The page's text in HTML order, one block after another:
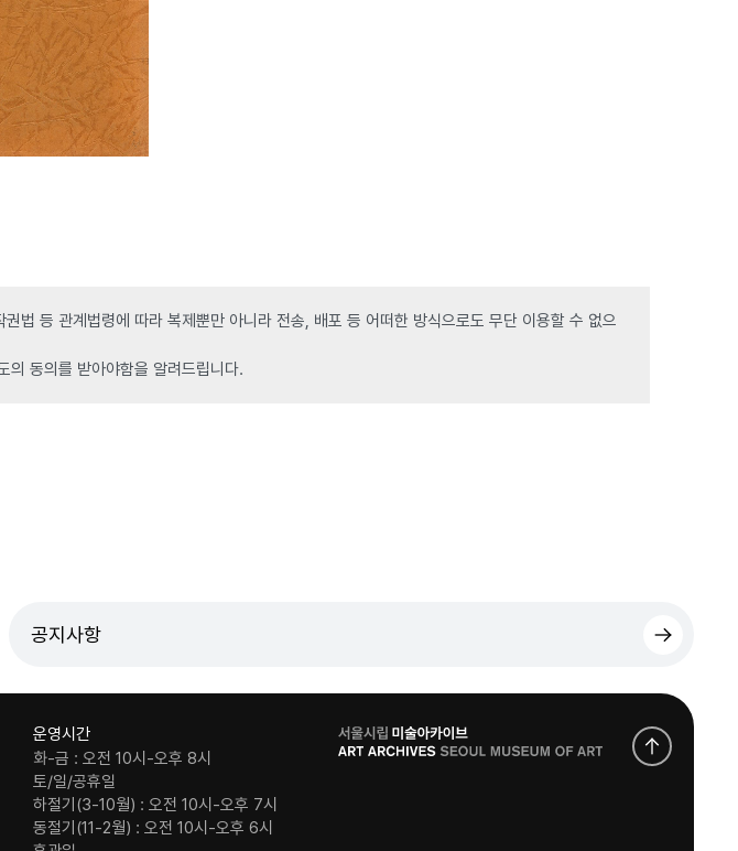
법 등 관계법령에 따라 복제뿐만 아니라 전송, 배포 등 어떠한 방식으로도 무단 이용할 수 없으
의 동의를 받아야함을 알려드립니다.
공지사항
운영시간
화-금 : 오전 10시-오후 8시
토/일/공휴일
하절기(3-10월) : 오전 10시-오후 7시
동절기(11-2월) : 오전 10시-오후 6시
로
고